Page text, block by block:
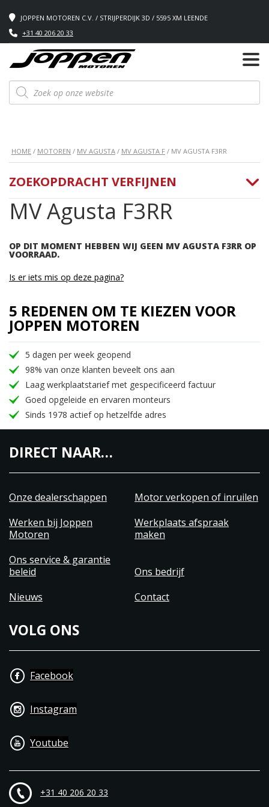
JOPPEN MOTOREN C.V. / STRIJPERDIJK 3D / 5595 XM LEENDE
+31 40 206 20 33
Producten
zoeken
HOME / MOTOREN / MV AGUSTA / MV AGUSTA F / MV AGUSTA F3RR
MV Agusta F3RR
OP DIT MOMENT HEBBEN WIJ GEEN MV AGUSTA F3RR OP
VOORRAAD.
ZOEKOPDRACHT VERFIJNEN
Is er iets mis op deze pagina?
5 REDENEN OM TE KIEZEN VOOR
JOPPEN MOTOREN
5 dagen per week geopend
98% van onze klanten beveelt ons aan
Laag werkplaatstarief met gespecificeerd factuur
Goed opgeleide en ervaren monteurs
Sinds 1978 actief op hetzelfde adres
DIRECT NAAR…
Onze dealerschappen
Motor verkopen of inruilen
Werken bij Joppen
Motoren
Werkplaats afspraak
maken
Ons service & garantie
beleid
Ons bedrijf
Nieuws
Contact
VOLG ONS
Facebook
Instagram
Youtube
+31 40 206 20 33